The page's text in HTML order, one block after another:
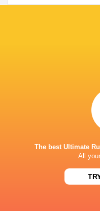
Paris
The best Ultimate
All